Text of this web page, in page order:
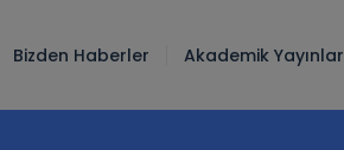
Bizden Haberler Akademik Yayınlar